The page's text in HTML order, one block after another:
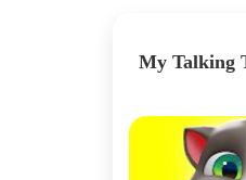
My Talking